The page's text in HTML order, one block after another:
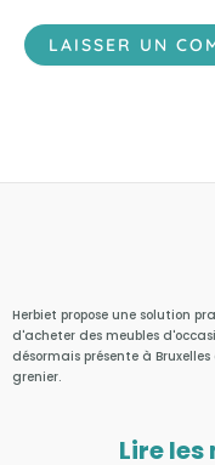
Herbiet propose une solution
d'acheter des meubles
désormais présente à
grenier.
Lire